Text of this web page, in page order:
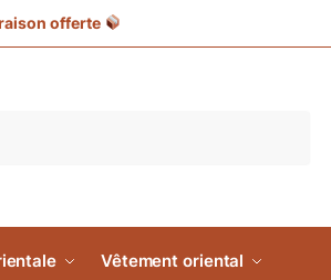
offerte
Vêtement oriental